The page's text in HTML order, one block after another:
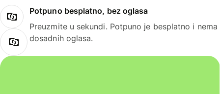
Potpuno besplatno, bez oglasa
Preuzmite u sekundi. Potpuno je besplatno i nema
dosadnih oglasa.